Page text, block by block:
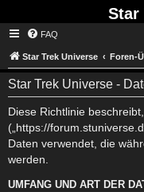
Star
FAQ
Star Trek Universe Foren-
Star Trek Universe -
Diese Richtlinie
(„https://
Daten verwendet, die
werden.
UMFANG UND ART DER